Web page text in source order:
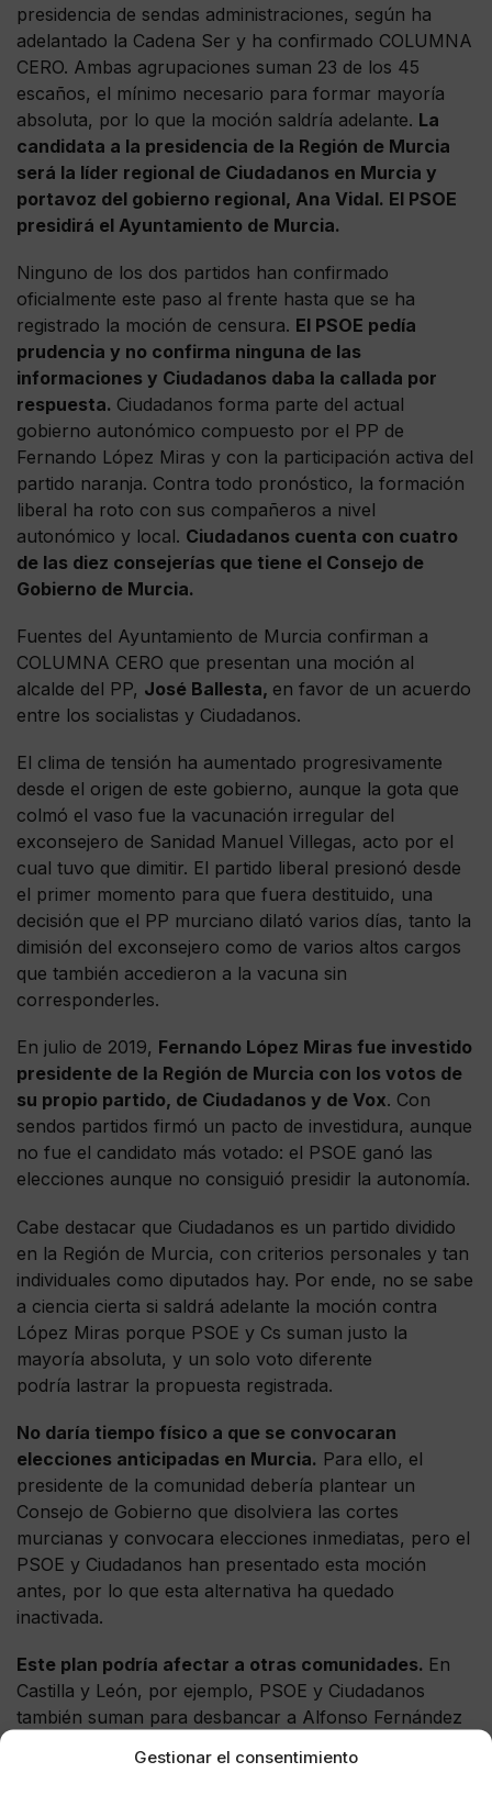
Gestionar el consentimiento
presidencia de sendas administraciones, según ha
adelantado la Cadena Ser y ha confirmado COLUMNA
CERO. Ambas agrupaciones suman 23 de los 45
escaños, el mínimo necesario para formar mayoría
absoluta, por lo que la moción saldría adelante. La
candidata a la presidencia de la Región de Murcia
será la líder regional de Ciudadanos en Murcia y
portavoz del gobierno regional, Ana Vidal. El PSOE
presidirá el Ayuntamiento de Murcia.
Ninguno de los dos partidos han confirmado
oficialmente este paso al frente hasta que se ha
registrado la moción de censura. El PSOE pedía
prudencia y no confirma ninguna de las
informaciones y Ciudadanos daba la callada por
respuesta. Ciudadanos forma parte del actual
gobierno autonómico compuesto por el PP de
Fernando López Miras y con la participación activa del
partido naranja. Contra todo pronóstico, la formación
liberal ha roto con sus compañeros a nivel
autonómico y local. Ciudadanos cuenta con cuatro
de las diez consejerías que tiene el Consejo de
Gobierno de Murcia.
Fuentes del Ayuntamiento de Murcia confirman a
COLUMNA CERO que presentan una moción al
alcalde del PP, José Ballesta, en favor de un acuerdo
entre los socialistas y Ciudadanos.
El clima de tensión ha aumentado progresivamente
desde el origen de este gobierno, aunque la gota que
colmó el vaso fue la vacunación irregular del
exconsejero de Sanidad Manuel Villegas, acto por el
cual tuvo que dimitir. El partido liberal presionó desde
el primer momento para que fuera destituido, una
decisión que el PP murciano dilató varios días, tanto la
dimisión del exconsejero como de varios altos cargos
que también accedieron a la vacuna sin
corresponderles.
En julio de 2019, Fernando López Miras fue investido
presidente de la Región de Murcia con los votos de
su propio partido, de Ciudadanos y de Vox. Con
sendos partidos firmó un pacto de investidura, aunque
no fue el candidato más votado: el PSOE ganó las
elecciones aunque no consiguió presidir la autonomía.
Cabe destacar que Ciudadanos es un partido dividido
en la Región de Murcia, con criterios personales y tan
individuales como diputados hay. Por ende, no se sabe
a ciencia cierta si saldrá adelante la moción contra
López Miras porque PSOE y Cs suman justo la
mayoría absoluta, y un solo voto diferente
podría lastrar la propuesta registrada.
No daría tiempo físico a que se convocaran
elecciones anticipadas en Murcia. Para ello, el
presidente de la comunidad debería plantear un
Consejo de Gobierno que disolviera las cortes
murcianas y convocara elecciones inmediatas, pero el
PSOE y Ciudadanos han presentado esta moción
antes, por lo que esta alternativa ha quedado
inactivada.
Este plan podría afectar a otras comunidades. En
Castilla y León, por ejemplo, PSOE y Ciudadanos
también suman para desbancar a Alfonso Fernández
Francisco Igea se ha mostrado en contra de una